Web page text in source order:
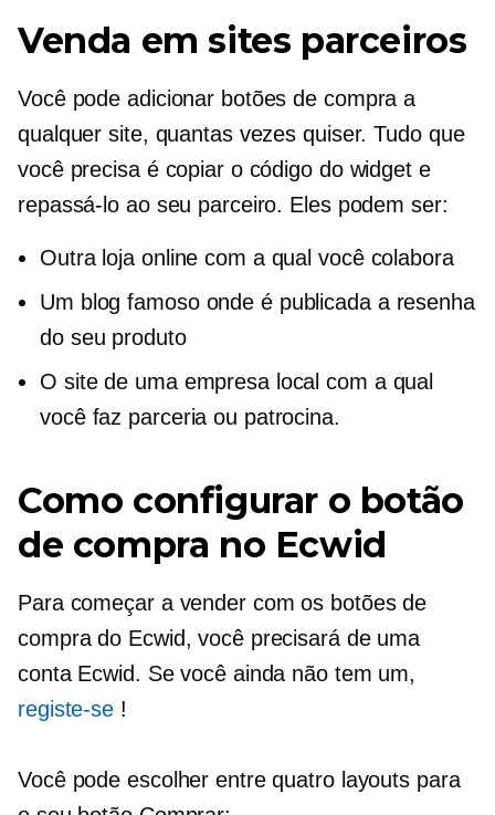
Venda em sites parceiros
Você pode adicionar botões de compra a
qualquer site, quantas vezes quiser. Tudo que
você precisa é copiar o código do widget e
repassá-lo ao seu parceiro. Eles podem ser:
Outra loja online com a qual você colabora
Um blog famoso onde é publicada a resenha
do seu produto
O site de uma empresa local com a qual
você faz parceria ou patrocina.
Como configurar o botão
de compra no Ecwid
Para começar a vender com os botões de
compra do Ecwid, você precisará de uma
conta Ecwid. Se você ainda não tem um,
registe-se !
Você pode escolher entre quatro layouts para